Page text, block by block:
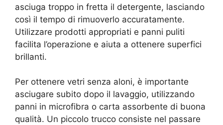
asciuga troppo in fretta il detergente, lasciando
così il tempo di rimuoverlo accuratamente.
Utilizzare prodotti appropriati e panni puliti
facilita l’operazione e aiuta a ottenere superfici
brillanti.
Per ottenere vetri senza aloni, è importante
asciugare subito dopo il lavaggio, utilizzando
panni in microfibra o carta assorbente di buona
qualità. Un piccolo trucco consiste nel passare